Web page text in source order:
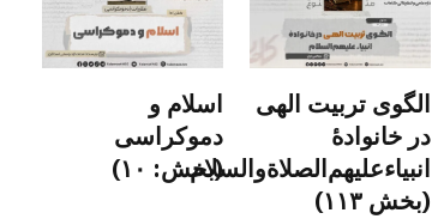
الگوی تربیت الهی
در خانوادۀ
انبیاءعلیهم‌الصلاةو‌السلام
(بخش ۱۱۳)
اسلام و
دموکراسی
(بخش: ۱۰)